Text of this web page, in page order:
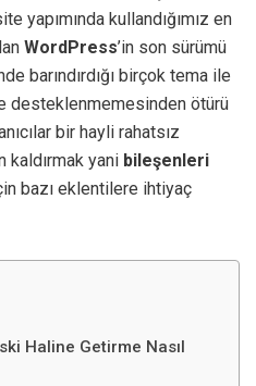
yapımında kullandığımız en
WordPress’in son sürümü
barındırdığı birçok tema ile
desteklenmemesinden ötürü
bir hayli rahatsız
kaldırmak yani bileşenleri
bazı eklentilere ihtiyaç
Haline Getirme Nasıl